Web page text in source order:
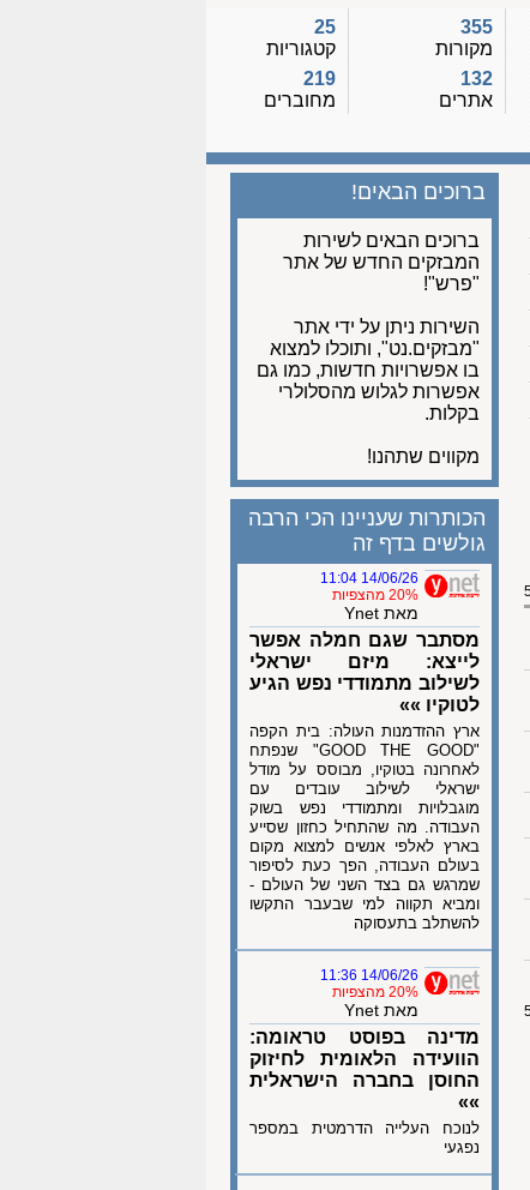
355
מקורות
132
אתרים
25
קטגוריות
219
מחוברים
ברוכים הבאים!
ברוכים הבאים לשירות
המבזקים החדש של אתר
"פרש"!
השירות ניתן על ידי אתר
"מבזקים.נט", ותוכלו למצוא
בו אפשרויות חדשות, כמו גם
אפשרות לגלוש מהסלולרי
בקלות.
מקווים שתהנו!
הכותרות שעניינו הכי הרבה
גולשים בדף זה
14/06/26 11:04
20% מהצפיות
מאת Ynet
מסתבר שגם חמלה אפשר
לייצא: מיזם ישראלי
לשילוב מתמודדי נפש הגיע
לטוקיו »»
ארץ ההזדמנות העולה: בית הקפה
"GOOD THE GOOD" שנפתח
לאחרונה בטוקיו, מבוסס על מודל
ישראלי לשילוב עובדים עם
מוגבלויות ומתמודדי נפש בשוק
העבודה. מה שהתחיל כחזון שסייע
בארץ לאלפי אנשים למצוא מקום
בעולם העבודה, הפך כעת לסיפור
שמרגש גם בצד השני של העולם -
ומביא תקווה למי שבעבר התקשו
להשתלב בתעסוקה
14/06/26 11:36
20% מהצפיות
מאת Ynet
מדינה בפוסט טראומה:
הוועידה הלאומית לחיזוק
החוסן בחברה הישראלית
»»
לנוכח העלייה הדרמטית במספר
נפגעי